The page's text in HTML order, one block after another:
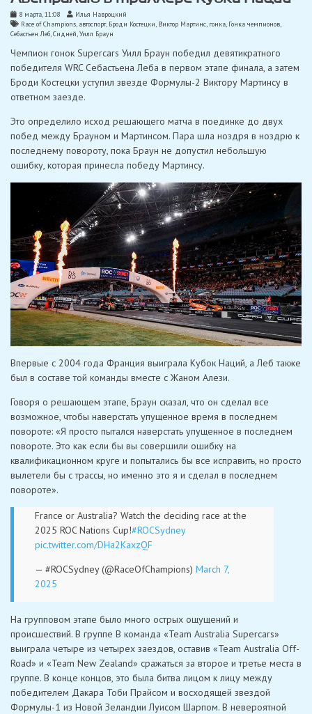
8 марта, 11:08
Илья Навроцкий
Race of Champions автоспорт, Броди Костецки Виктор Мартинс гонка Гонка чемпионов
Себастьен Леб Сидней Уилл Браун
Чемпион гонок Supercars Уилл Браун победил девятикратного
победителя WRC Себастьена Леба в первом этапе финала, а затем
Броди Костецки уступил звезде Формулы-2 Виктору Мартинсу в
ответном заезде.
Это определило исход решающего матча в поединке до двух
побед между Брауном и Мартинсом. Пара шла ноздря в ноздрю к
последнему повороту, пока Браун не допустил небольшую
ошибку, которая принесла победу Мартинсу.
Впервые с 2004 года Франция выиграла Кубок Наций, а Леб также
был в составе той команды вместе с Жаном Алези.
Говоря о решающем этапе, Браун сказал, что он сделал все
возможное, чтобы наверстать упущенное время в последнем
повороте: «Я просто пытался наверстать упущенное в последнем
повороте. Это как если бы вы совершили ошибку на
квалификационном круге и попытались бы все исправить, но просто
вылетели бы с трассы, но именно это я и сделал в последнем
повороте».
France or Australia? Watch the deciding race at the
2025 ROC Nations Cup!#ROCSydney
pic.twitter.com/DHa2KaxzQF
— #ROCSydney (@RaceOfChampions) March 7,
2025
На групповом этапе было много острых ощущений и
происшествий. В группе B команда «Team Australia Supercars»
выиграла четыре из четырех заездов, оставив «Team Australia Off-
Road» и «Team New Zealand» сражаться за второе и третье места в
группе. В конце концов, это была битва лицом к лицу между
победителем Дакара Тоби Прайсом и восходящей звездой
Формулы-1 из Новой Зеландии Луисом Шарпом. В невероятной